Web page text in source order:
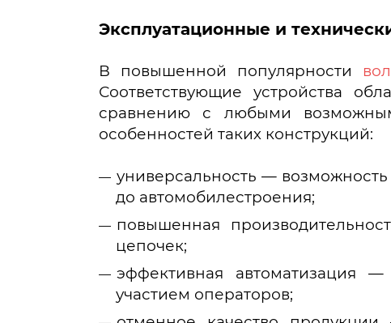
Эксплуатационные и
В повышенной популярности
Соответствующие устройства
сравнению с любыми
особенностей таких конструкций:
универсальность —
до автомобилестроения;
повышенная
цепочек;
эффективная автоматизация
участием операторов;